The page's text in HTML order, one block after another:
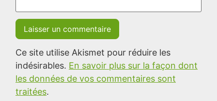
Ce site utilise Akismet pour réduire les
indésirables. En savoir plus sur la façon dont
les données de vos commentaires sont
traitées.